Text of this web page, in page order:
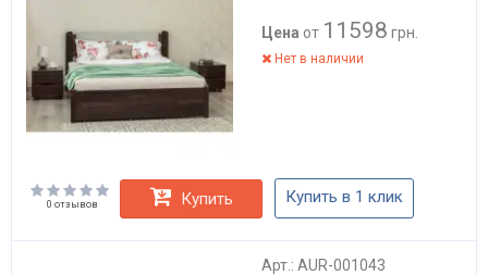
Цена от 11598 грн.
Нет в наличии
0 отзывов Купить Купить в 1 клик
Арт.: AUR-001043